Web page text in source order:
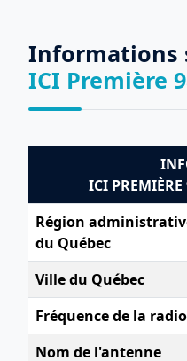
Informations
ICI Première
ICI PREMIÈRE
Région
du Québec
Ville du Québec
Fréquence de la radio
Nom de l'antenne